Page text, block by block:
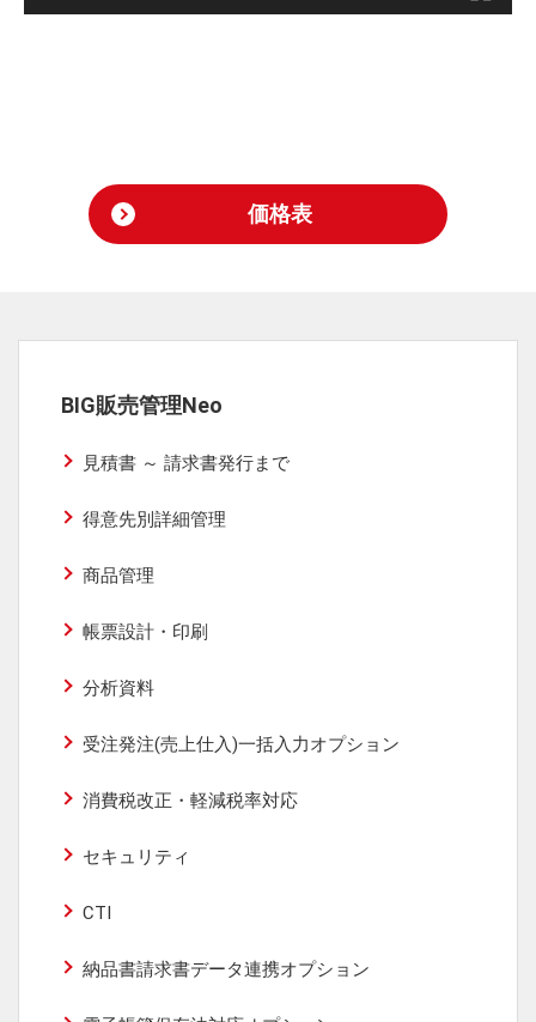
価格表
BIG販売管理Neo
見積書 ～ 請求書発行まで
得意先別詳細管理
商品管理
帳票設計・印刷
分析資料
受注発注(売上仕入)一括入力オプション
消費税改正・軽減税率対応
セキュリティ
CTI
納品書請求書データ連携オプション